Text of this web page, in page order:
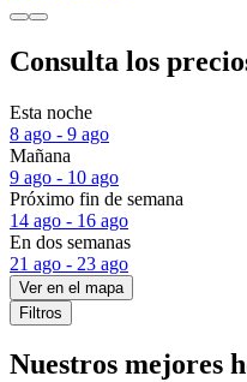
Consulta los
Esta noche
8 ago - 9 ago
Mañana
9 ago - 10 ago
Próximo fin de semana
14 ago - 16 ago
En dos semanas
21 ago - 23 ago
Ver en el mapa
Filtros
Nuestros mejores